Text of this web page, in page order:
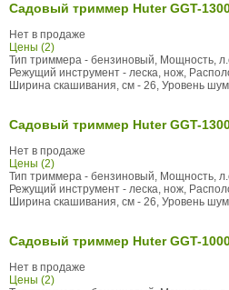
Садовый триммер Huter GGT-
Нет в продаже
Цены (2)
Тип триммера - бензиновый, Мощность,
Режущий инструмент - леска, нож,
Ширина скашивания, см - 26, Уровень
Садовый триммер Huter GGT-
Нет в продаже
Цены (2)
Тип триммера - бензиновый, Мощность,
Режущий инструмент - леска, нож,
Ширина скашивания, см - 26, Уровень
Садовый триммер Huter GGT-
Нет в продаже
Цены (2)